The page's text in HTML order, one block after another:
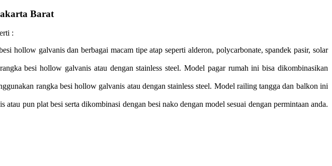
Barat
:
hollow galvanis dan berbagai macam tipe atap seperti alderon, polycarbonate, spandek pasir, solar
besi hollow galvanis atau dengan stainless steel. Model pagar rumah ini bisa dikombinasikan
rangka besi hollow galvanis atau dengan stainless steel. Model railing tangga dan balkon ini
pun plat besi serta dikombinasi dengan besi nako dengan model sesuai dengan permintaan anda.